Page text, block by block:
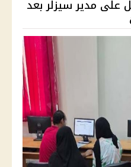
مدير سيزلر بعد